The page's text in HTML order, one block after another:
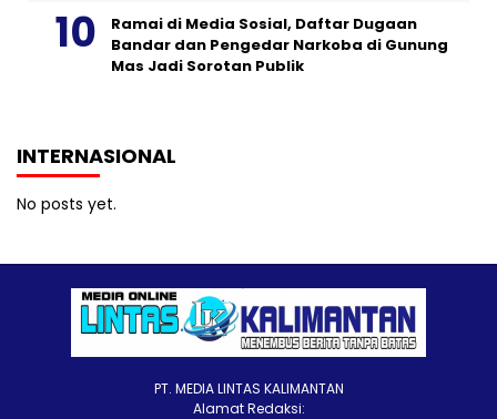
Ramai di Media Sosial, Daftar Dugaan
Bandar dan Pengedar Narkoba di Gunung
Mas Jadi Sorotan Publik
INTERNASIONAL
No posts yet.
PT. MEDIA LINTAS KALIMANTAN
Alamat Redaksi: